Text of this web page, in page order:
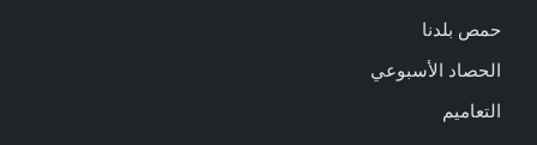
حمص بلدنا
الحصاد الأسبوعي
التعاميم